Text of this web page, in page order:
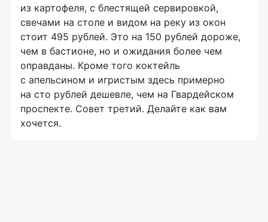
из картофеля, с блестящей сервировкой,
свечами на столе и видом на реку из окон
стоит 495 рублей. Это на 150 рублей дороже,
чем в бастионе, но и ожидания более чем
оправданы. Кроме того коктейль
с апельсином и игристым здесь примерно
на сто рублей дешевле, чем на Гвардейском
проспекте. Совет третий. Делайте как вам
хочется.